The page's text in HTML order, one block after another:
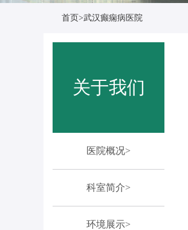
首页>武汉癫痫病医院
关于我们
医院概况>
科室简介>
环境展示>